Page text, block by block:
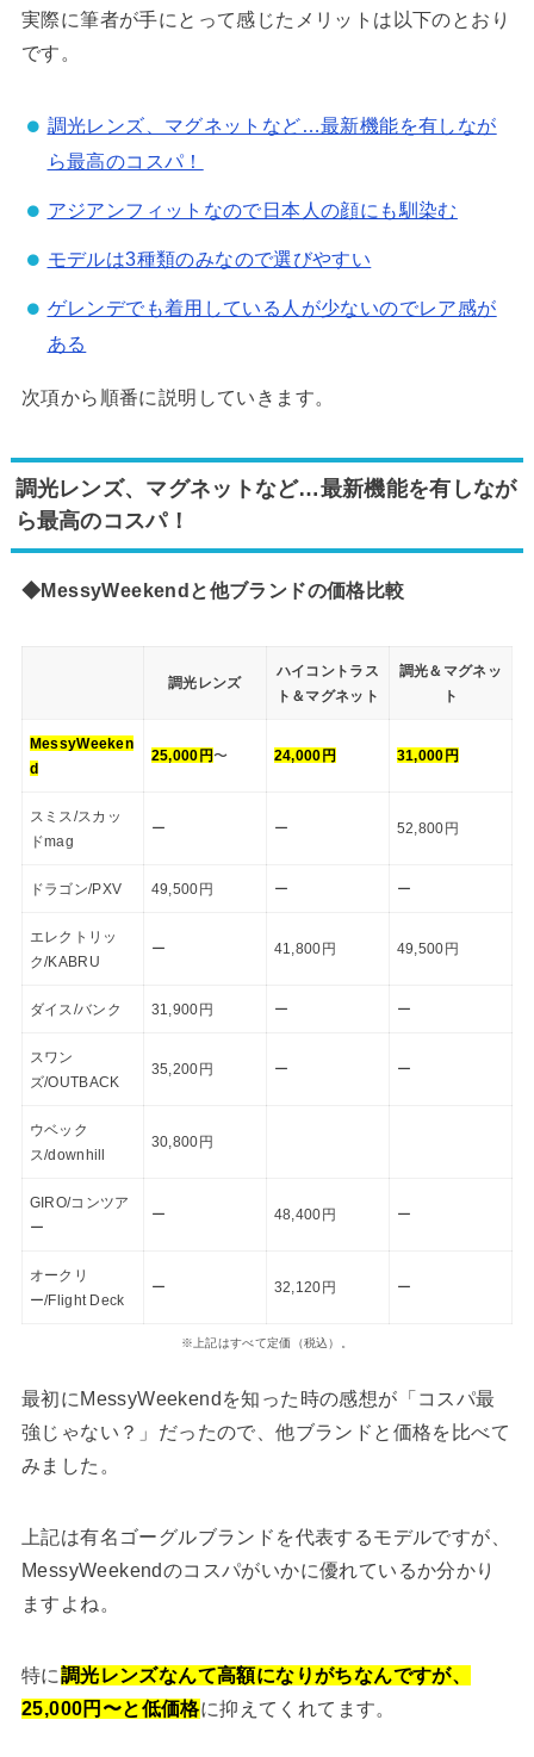
実際に筆者が手にとって感じたメリットは以下のとおり
です。
調光レンズ、マグネットなど…最新機能を有しなが
ら最高のコスパ！
アジアンフィットなので日本人の顔にも馴染む
モデルは3種類のみなので選びやすい
ゲレンデでも着用している人が少ないのでレア感が
ある
次項から順番に説明していきます。
調光レンズ、マグネットなど…最新機能を有しなが
ら最高のコスパ！
◆MessyWeekendと他ブランドの価格比較
調光レンズ
ハイコントラス
ト＆マグネット
調光＆マグネッ
ト
MessyWeeken
d
25,000円〜 24,000円 31,000円
スミス/スカッ
ドmag
ー ー 52,800円
ドラゴン/PXV 49,500円 ー ー
エレクトリッ
ク/KABRU
ー 41,800円 49,500円
ダイス/バンク 31,900円 ー ー
スワン
ズ/OUTBACK
35,200円 ー ー
ウベック
ス/downhill
30,800円
GIRO/コンツア
ー
ー 48,400円 ー
オークリ
ー/Flight Deck
ー 32,120円 ー
※上記はすべて定価（税込）。
最初にMessyWeekendを知った時の感想が「コスパ最
強じゃない？」だったので、他ブランドと価格を比べて
みました。
上記は有名ゴーグルブランドを代表するモデルですが、
MessyWeekendのコスパがいかに優れているか分かり
ますよね。
特に調光レンズなんて高額になりがちなんですが、
25,000円〜と低価格に抑えてくれてます。